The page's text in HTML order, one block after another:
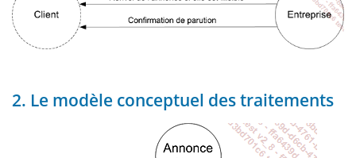
2. Le modèle conceptuel des traitements